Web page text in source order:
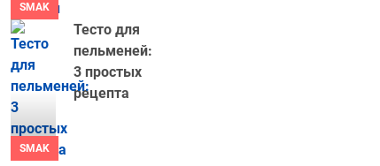
SMAK
SMAK
Тесто для
пельменей:
3 простых
рецепта